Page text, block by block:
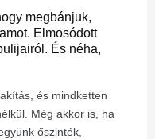
megbánjuk,
Elmosódott
És néha,
és mindketten
Még akkor is, ha
őszinték,